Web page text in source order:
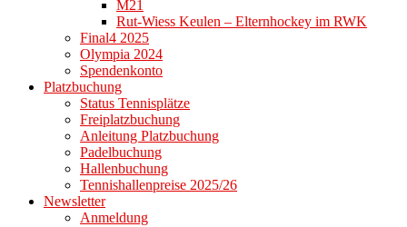
M21
Rut-Wiess Keulen – Elternhockey im RWK
Final4 2025
Olympia 2024
Spendenkonto
Platzbuchung
Status Tennisplätze
Freiplatzbuchung
Anleitung Platzbuchung
Padelbuchung
Hallenbuchung
Tennishallenpreise 2025/26
Newsletter
Anmeldung